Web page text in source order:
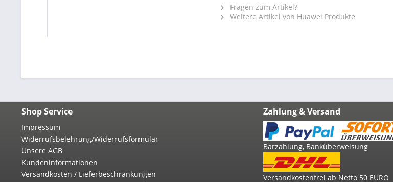
Fragen zum Artikel?
Weitere Artikel von Huawei Produkte
Shop Service
Impressum
Widerrufsbelehrung/Widerrufsformular
Unsere AGB
Kundeninformationen
Versandkosten / Lieferbeschränkungen
Zahlung & Versand
Barzahlung, Banküberweisung
Versandkostenfrei ab Netto 50 EURO